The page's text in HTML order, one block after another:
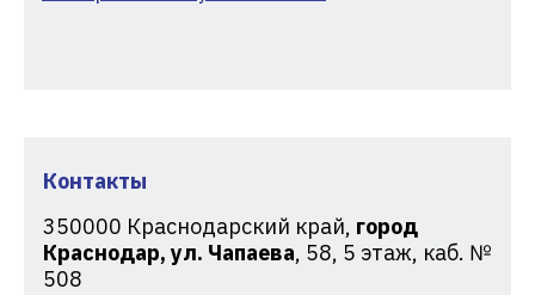
Контакты
350000 Краснодарский край, город
Краснодар, ул. Чапаева, 58, 5 этаж, каб. №
508